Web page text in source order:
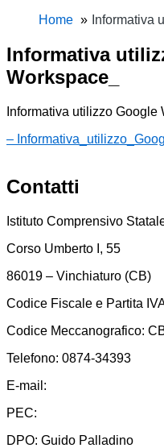
Home
Informativa
Informativa
Workspace_
Informativa utilizzo Google
–
Contatti
Istituto Comprensivo
Corso Umberto I, 55
86019 – Vinchiaturo (CB)
Codice Fiscale e Partita
Codice Meccanografico:
Telefono: 0874-34393
E-mail:
PEC:
DPO: Guido Palladino